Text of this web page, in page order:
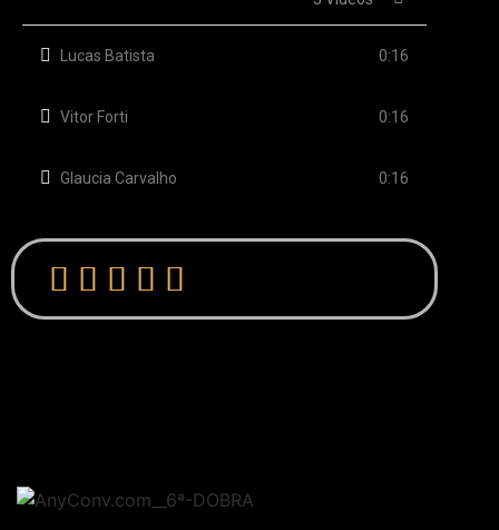
Lucas Batista 0:16
Vitor Forti 0:16
Glaucia Carvalho 0:16
    